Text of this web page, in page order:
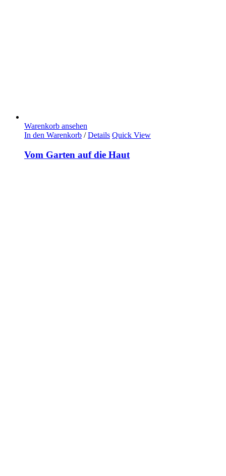
Warenkorb ansehen
In den Warenkorb / Details Quick View
Vom Garten auf die Haut